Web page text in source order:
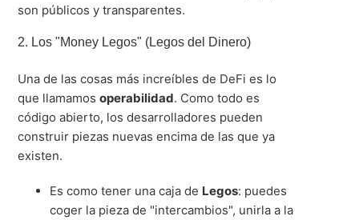
son públicos y transparentes.
2. Los "Money Legos" (Legos del Dinero)
Una de las cosas más increíbles de DeFi es lo
que llamamosoperabilidad. Como todo es
código abierto, los desarrolladores pueden
construir piezas nuevas encima de las que ya
existen.
Es como tener una caja de Legos: puedes
coger la pieza de "intercambios", unirla a la